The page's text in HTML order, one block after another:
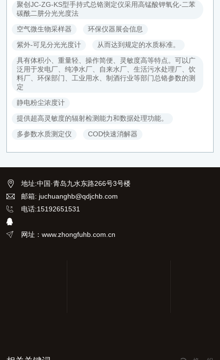
聚创JC-ZG-KS型手持式总铬测定仪采用高锰酸钾氧化-二苯
碳酰二肼分光光度法
空气微生物采样器
环保仪器展会信息
紫外-可见分光光度计
从而达到规定的水质标准。
具有体积小、重量轻、操作简便、灵敏度高等特点。可以广
泛用于发电厂、纯净水厂、自来水厂、生活污水处理厂、饮
料厂、环保部门、工业用水、制酒行业等部门总铬参数的测
定
静电粉尘浓度计
提供超高灵敏度的辐射检测能力和数据处理功能。
多参数水质测定仪
COD快速消解器
地址:中国·青岛九水东路266号3号楼
邮箱: juchuanghb@qdjchb.com
电话:15192651531
网址：www.zhongfuhb.com.cn